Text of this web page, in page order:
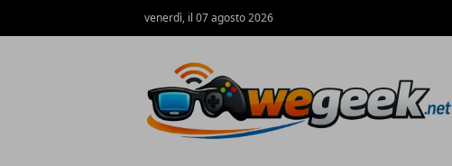
venerdì, il 07 agosto 2026